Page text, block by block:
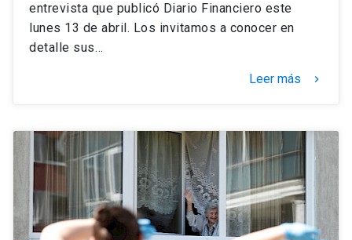
entrevista que publicó Diario Financiero este
lunes 13 de abril. Los invitamos a conocer en
detalle sus…
Leer más keyboard_arrow_right